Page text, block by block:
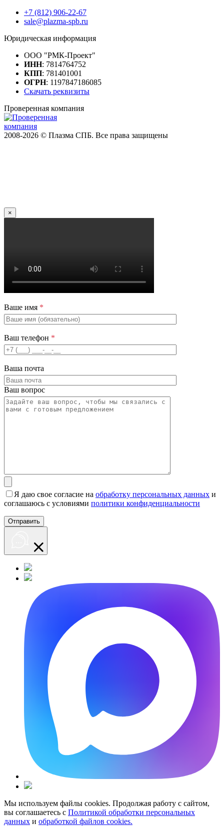
+7 (812) 906-22-67
sale@plazma-spb.ru
Юридическая информация
ООО "РМК-Проект"
ИНН: 7814764752
КПП: 781401001
ОГРН: 1197847186085
Скачать реквизиты
Проверенная компания
2008-2026 © Плазма СПБ. Все права защищены
×
Ваше имя *
Ваш телефон *
Ваша почта
Ваш вопрос
Я даю свое согласие на обработку персональных данных и
соглашаюсь с условиями политики конфиденциальности
Мы используем файлы cookies. Продолжая работу с сайтом,
вы соглашаетесь с Политикой обработки персональных
данных и обработкой файлов cookies.